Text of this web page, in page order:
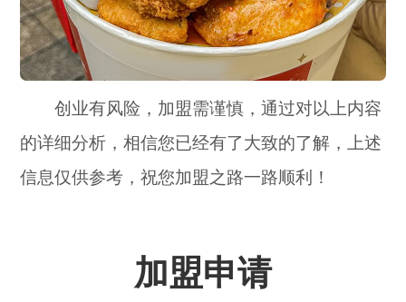
创业有风险，加盟需谨慎，通过对以上内容
的详细分析，相信您已经有了大致的了解，上述
信息仅供参考，祝您加盟之路一路顺利！
加盟申请